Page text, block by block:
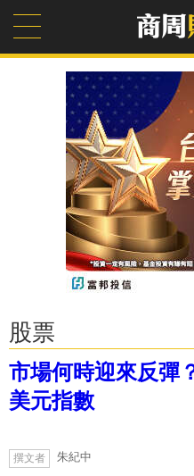
股票
市場何時迎來反彈
美元指數
撰文者 朱紀中